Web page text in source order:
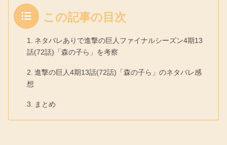
この記事の目次
ネタバレありで進撃の巨人ファイナルシーズン4期13
話(72話)「森の子ら」を考察
進撃の巨人4期13話(72話)「森の子ら」のネタバレ感
想
まとめ